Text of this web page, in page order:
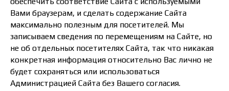
Вами браузерам, и сделать содержание Сайта
максимально полезным для посетителей. Мы
записываем сведения по перемещениям на Сайте, но
не об отдельных посетителях Сайта, так что никакая
конкретная информация относительно Вас лично не
будет сохраняться или использоваться
Администрацией Сайта без Вашего согласия.